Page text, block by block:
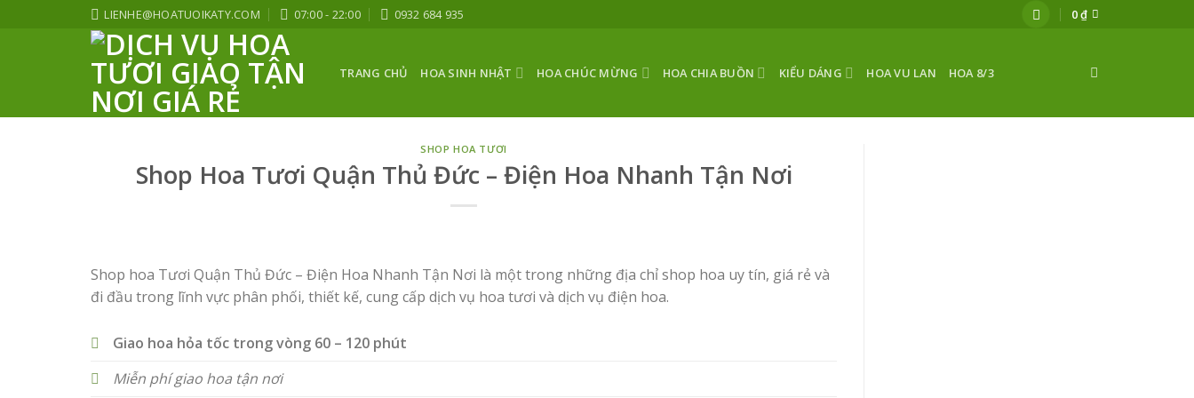
LIENHE@HOATUOIKATY.COM 07:00 - 22:00 0932 684 935 0₫
TRANG CHỦ HOA SINH NHẬT HOA CHÚC MỪNG HOA CHIA BUỒN KIỂU DÁNG HOA VU LAN HOA 8/3
SHOP HOA TƯƠI
Shop Hoa Tươi Quận Thủ Đức – Điện Hoa Nhanh Tận Nơi
Shop hoa Tươi Quận Thủ Đức – Điện Hoa Nhanh Tận Nơi là một trong những địa chỉ shop hoa uy tín, giá rẻ và
đi đầu trong lĩnh vực phân phối, thiết kế, cung cấp dịch vụ hoa tươi và dịch vụ điện hoa.
Giao hoa hỏa tốc trong vòng 60 – 120 phút
Miễn phí giao hoa tận nơi